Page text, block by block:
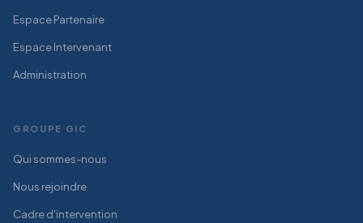
Espace Partenaire
Espace Intervenant
Administration
GROUPE GIC
Qui sommes-nous
Nous rejoindre
Cadre d'intervention